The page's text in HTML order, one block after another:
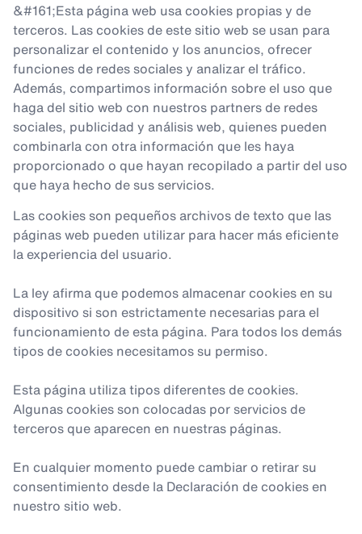
&#161;Esta página web usa cookies propias y de
terceros. Las cookies de este sitio web se usan para
personalizar el contenido y los anuncios, ofrecer
funciones de redes sociales y analizar el tráfico.
Además, compartimos información sobre el uso que
haga del sitio web con nuestros partners de redes
sociales, publicidad y análisis web, quienes pueden
combinarla con otra información que les haya
proporcionado o que hayan recopilado a partir del uso
que haya hecho de sus servicios.
Las cookies son pequeños archivos de texto que las
páginas web pueden utilizar para hacer más eficiente
la experiencia del usuario.
La ley afirma que podemos almacenar cookies en su
dispositivo si son estrictamente necesarias para el
funcionamiento de esta página. Para todos los demás
tipos de cookies necesitamos su permiso.
Esta página utiliza tipos diferentes de cookies.
Algunas cookies son colocadas por servicios de
terceros que aparecen en nuestras páginas.
En cualquier momento puede cambiar o retirar su
consentimiento desde la Declaración de cookies en
nuestro sitio web.